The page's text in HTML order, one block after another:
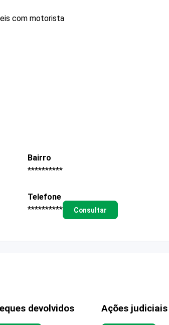
com motorista
Bairro
**********
Telefone
**********
Consultar
devolvidos Ações judiciais